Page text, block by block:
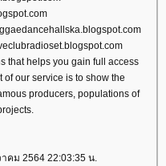
that helps you gain full access
our service is to show the
producers, populations of
คม 2564 22:03:35 น.